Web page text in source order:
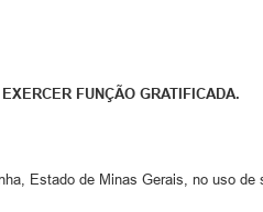
FUNÇÃO GRATIFICADA.
Estado de Minas Gerais, no uso